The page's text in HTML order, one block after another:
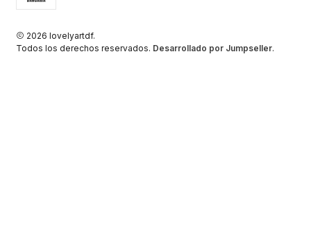
2026 lovelyartdf.
Todos los derechos reservados. Desarrollado por Jumpseller.